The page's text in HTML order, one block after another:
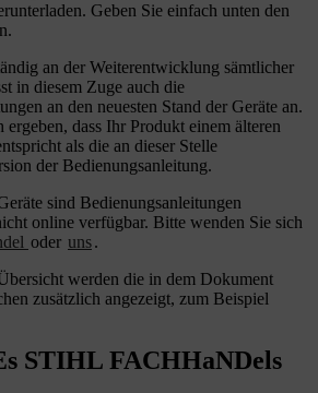
Geben Sie einfach unten den
an der Weiterentwicklung sämtlicher
in diesem Zuge auch die
an den neuesten Stand der Geräte an.
ergeben, dass Ihr Produkt einem älteren
als die an dieser Stelle
der Bedienungsanleitung.
sind Bedienungsanleitungen
online verfügbar. Bitte wenden Sie sich
oder uns.
werden die in dem Dokument
zusätzlich angezeigt, zum Beispiel
STIHL FACHHaNDels